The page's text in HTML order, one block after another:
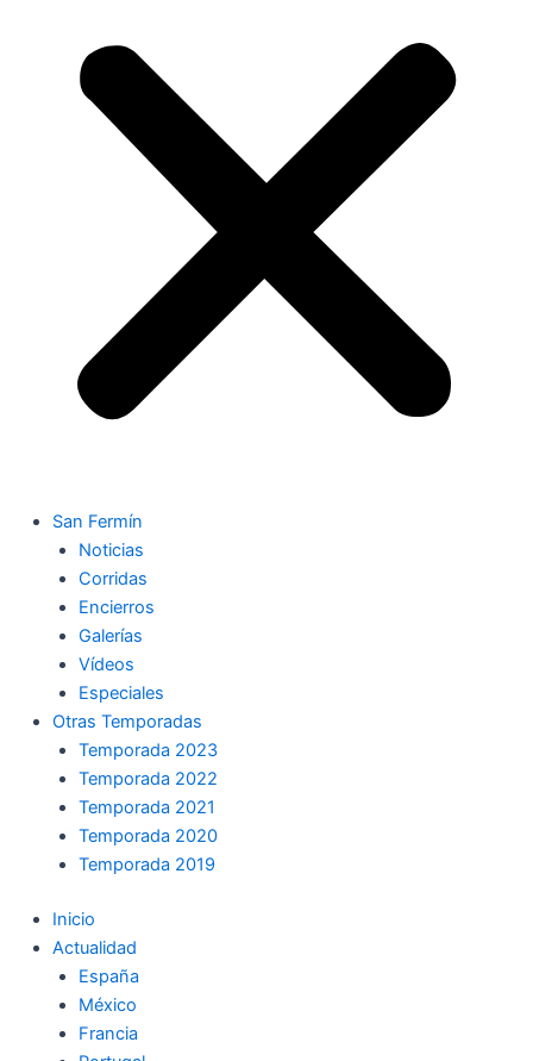
San Fermín
Noticias
Corridas
Encierros
Galerías
Vídeos
Especiales
Otras Temporadas
Temporada 2023
Temporada 2022
Temporada 2021
Temporada 2020
Temporada 2019
Inicio
Actualidad
España
México
Francia